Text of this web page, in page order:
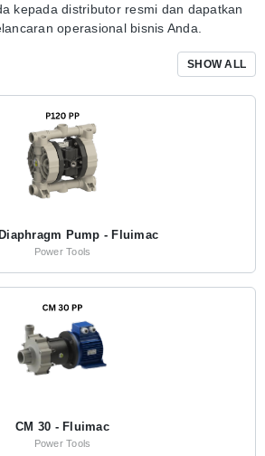
kepada distributor resmi dan dapatkan
operasional bisnis Anda.
SHOW ALL
Pump - Fluimac
Power Tools
CM 30 - Fluimac
Power Tools